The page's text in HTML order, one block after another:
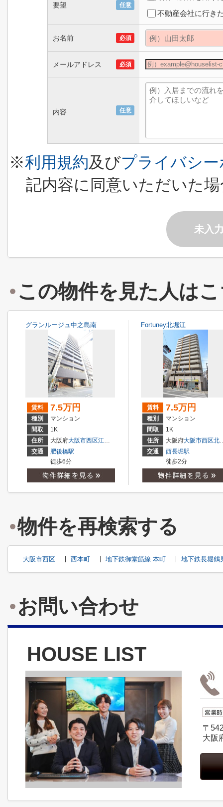
要望 任意
不動産会社に行き
お名前 必須
メールアドレス 必須
内容 任意
※利用規約及びプライバシ
記内容に同意いただいた
未入
この物件を見た人は
グランルージュ中之島南
賃料 7.5万円
種別
マンション
間取
1K
住所
大阪府大阪市西区江戸堀
１丁目
交通
肥後橋駅
徒歩6分
Fortuney北堀江
賃料 7.5万円
種別
マンション
間取
1K
住所
大阪府大阪市西区北堀江
交通
西長堀駅
徒歩2分
物件を再検索する
大阪市西区 西本町 地下鉄御堂筋線 本町 地下鉄長堀鶴
お問い合わせ
HOUSE LIST
〒
大阪